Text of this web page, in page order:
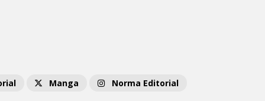
Manga
Norma Editorial